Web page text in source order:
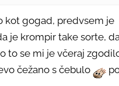
kot gogad, predvsem je
je krompir take sorte,
to se mi je včeraj
čežano s čebulo